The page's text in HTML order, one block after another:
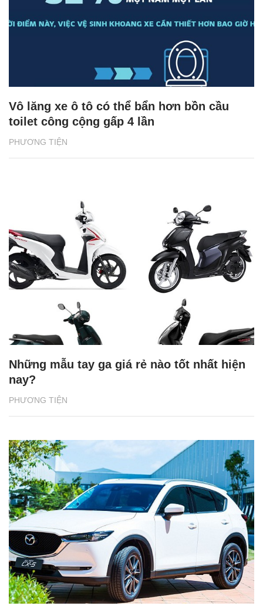
PHƯƠNG TIỆN
Vô lăng xe ô tô có thể bẩn hơn bồn cầu
toilet công cộng gấp 4 lần
PHƯƠNG TIỆN
Những mẫu tay ga giá rẻ nào tốt nhất hiện
nay?